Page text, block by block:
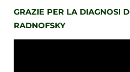
GRAZIE PER LA DIAGNOSI
RADNOFSKY